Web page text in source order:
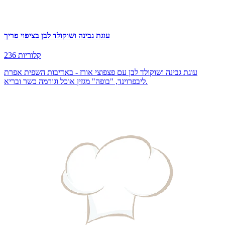
עוגת גבינה ושוקולד לבן בציפוי פריך
236 קלוריות
עוגת גבינה ושוקולד לבן עם פצפוצי אורז - באדיבות השפית אפרת
ליבפרוינד, "בופה" מגזין אוכל וגורמה כשר ובריא.